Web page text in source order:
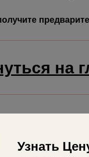
на
Узнать